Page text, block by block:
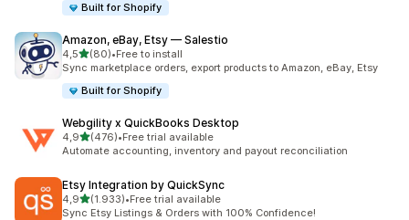
Built for Shopify
Amazon, eBay, Etsy — Salestio
4,55 yıldız üzerinden
(80)
toplam 80 değerlendirme
•Free to install
Sync marketplace orders, export products to Amazon, eBay, Etsy
Built for Shopify
Webgility x QuickBooks Desktop
4,95 yıldız üzerinden
(476)
toplam 476 değerlendirme
•Free trial available
Automate accounting, inventory and payout reconciliation
Etsy Integration by QuickSync
4,95 yıldız üzerinden
(1.933)
toplam 1933 değerlendirme
•Free trial available
Sync Etsy Listings & Orders with 100% Confidence!